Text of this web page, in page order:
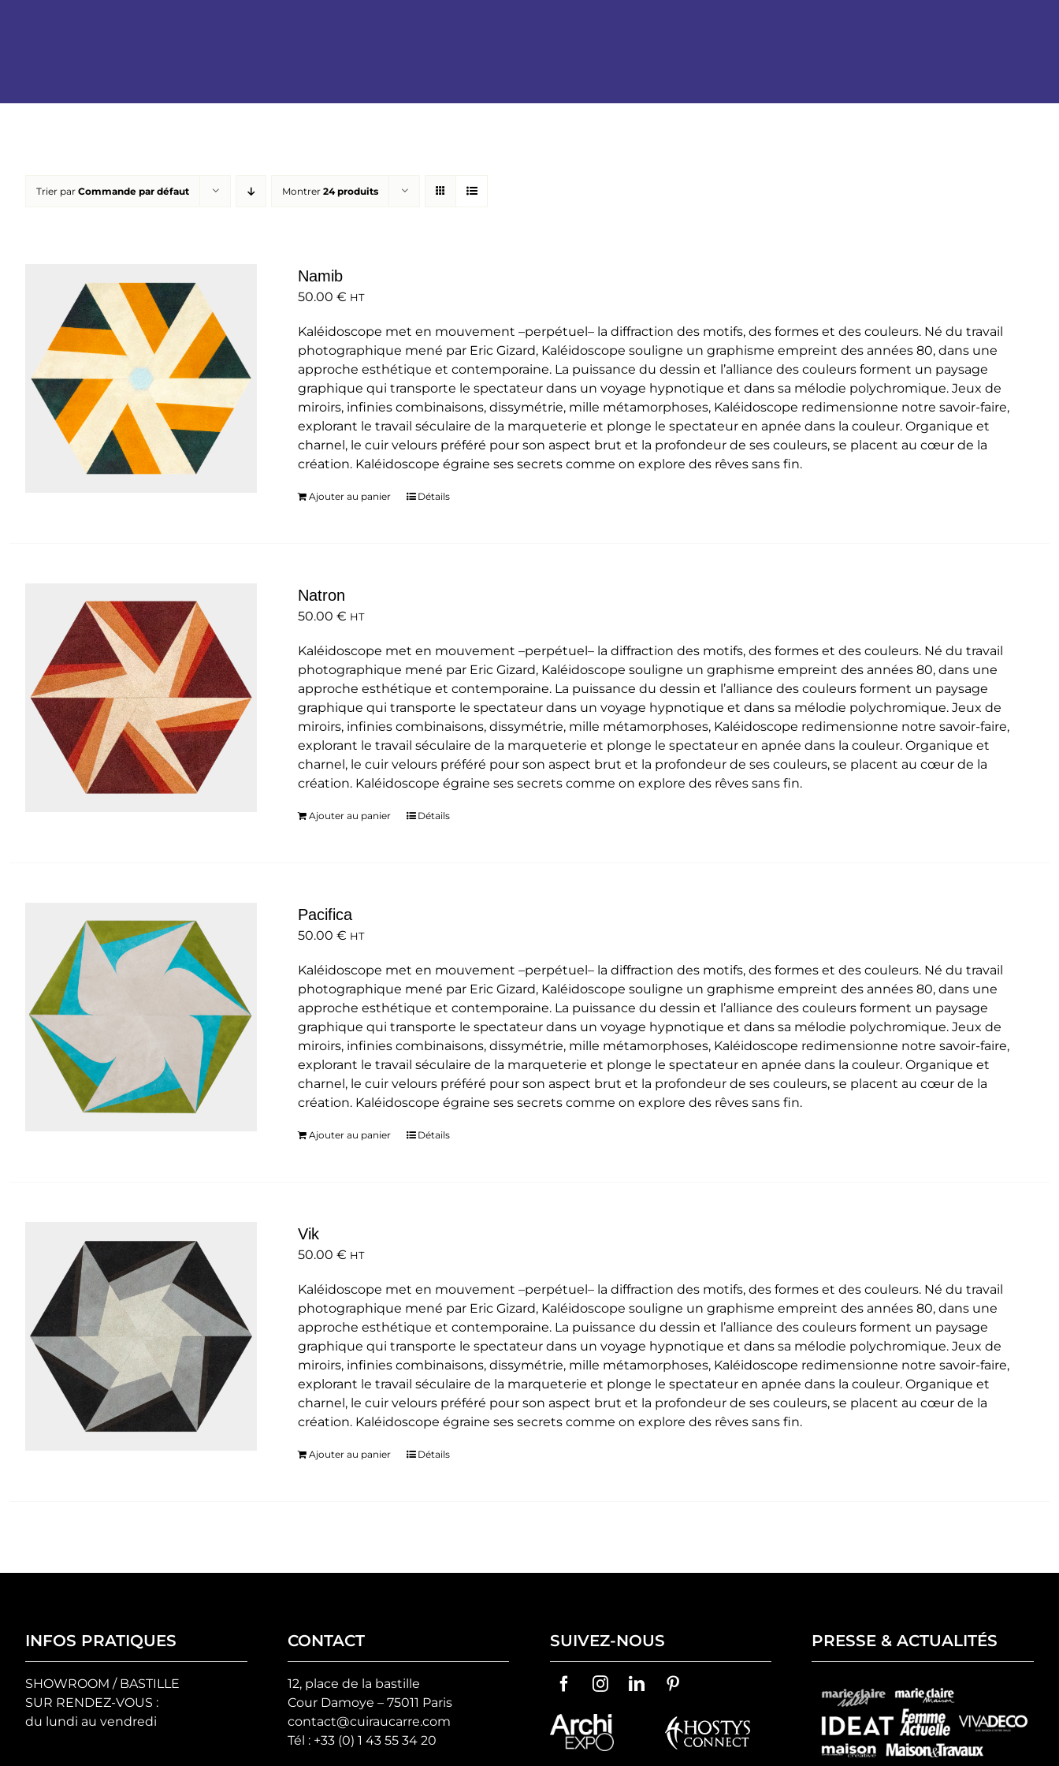
Trier par Commande par défaut Montrer 24 produits
Namib
50.00 € HT
Kaléidoscope met en mouvement –perpétuel– la diffraction des motifs, des formes et des couleurs. Né du travail
photographique mené par Eric Gizard, Kaléidoscope souligne un graphisme empreint des années 80, dans une
approche esthétique et contemporaine. La puissance du dessin et l’alliance des couleurs forment un paysage
graphique qui transporte le spectateur dans un voyage hypnotique et dans sa mélodie polychromique. Jeux de
miroirs, infinies combinaisons, dissymétrie, mille métamorphoses, Kaléidoscope redimensionne notre savoir-faire,
explorant le travail séculaire de la marqueterie et plonge le spectateur en apnée dans la couleur. Organique et
charnel, le cuir velours préféré pour son aspect brut et la profondeur de ses couleurs, se placent au cœur de la
création. Kaléidoscope égraine ses secrets comme on explore des rêves sans fin.
Ajouter au panier Détails
Natron
50.00 € HT
Kaléidoscope met en mouvement –perpétuel– la diffraction des motifs, des formes et des couleurs. Né du travail
photographique mené par Eric Gizard, Kaléidoscope souligne un graphisme empreint des années 80, dans une
approche esthétique et contemporaine. La puissance du dessin et l’alliance des couleurs forment un paysage
graphique qui transporte le spectateur dans un voyage hypnotique et dans sa mélodie polychromique. Jeux de
miroirs, infinies combinaisons, dissymétrie, mille métamorphoses, Kaléidoscope redimensionne notre savoir-faire,
explorant le travail séculaire de la marqueterie et plonge le spectateur en apnée dans la couleur. Organique et
charnel, le cuir velours préféré pour son aspect brut et la profondeur de ses couleurs, se placent au cœur de la
création. Kaléidoscope égraine ses secrets comme on explore des rêves sans fin.
Ajouter au panier Détails
Pacifica
50.00 € HT
Kaléidoscope met en mouvement –perpétuel– la diffraction des motifs, des formes et des couleurs. Né du travail
photographique mené par Eric Gizard, Kaléidoscope souligne un graphisme empreint des années 80, dans une
approche esthétique et contemporaine. La puissance du dessin et l’alliance des couleurs forment un paysage
graphique qui transporte le spectateur dans un voyage hypnotique et dans sa mélodie polychromique. Jeux de
miroirs, infinies combinaisons, dissymétrie, mille métamorphoses, Kaléidoscope redimensionne notre savoir-faire,
explorant le travail séculaire de la marqueterie et plonge le spectateur en apnée dans la couleur. Organique et
charnel, le cuir velours préféré pour son aspect brut et la profondeur de ses couleurs, se placent au cœur de la
création. Kaléidoscope égraine ses secrets comme on explore des rêves sans fin.
Ajouter au panier Détails
Vik
50.00 € HT
Kaléidoscope met en mouvement –perpétuel– la diffraction des motifs, des formes et des couleurs. Né du travail
photographique mené par Eric Gizard, Kaléidoscope souligne un graphisme empreint des années 80, dans une
approche esthétique et contemporaine. La puissance du dessin et l’alliance des couleurs forment un paysage
graphique qui transporte le spectateur dans un voyage hypnotique et dans sa mélodie polychromique. Jeux de
miroirs, infinies combinaisons, dissymétrie, mille métamorphoses, Kaléidoscope redimensionne notre savoir-faire,
explorant le travail séculaire de la marqueterie et plonge le spectateur en apnée dans la couleur. Organique et
charnel, le cuir velours préféré pour son aspect brut et la profondeur de ses couleurs, se placent au cœur de la
création. Kaléidoscope égraine ses secrets comme on explore des rêves sans fin.
Ajouter au panier Détails
INFOS PRATIQUES
SHOWROOM / BASTILLE
SUR RENDEZ-VOUS :
du lundi au vendredi
CONTACT
12, place de la bastille
Cour Damoye – 75011 Paris
contact@cuiraucarre.com
Tél : +33 (0) 1 43 55 34 20
SUIVEZ-NOUS PRESSE & ACTUALITÉS